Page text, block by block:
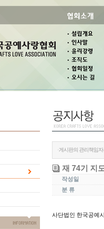
·게시판의 관리책임
재 74기 지
작성일
분 류
사단법인 한국공예